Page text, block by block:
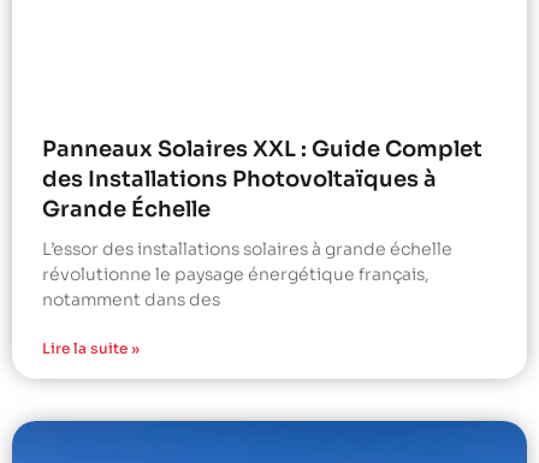
Panneaux Solaires XXL : Guide Complet
des Installations Photovoltaïques à
Grande Échelle
L’essor des installations solaires à grande échelle
révolutionne le paysage énergétique français,
notamment dans des
Lire la suite »